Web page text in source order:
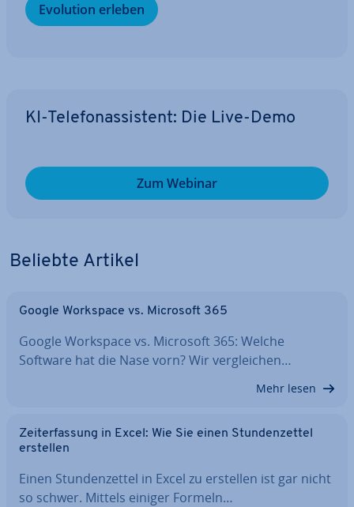
Evolution erleben
KI-Te­le­fon­as­sis­tent: Die Live-Demo
Zum Webinar
Beliebte Artikel
Google Workspace vs. Microsoft 365
Google Workspace vs. Microsoft 365: Welche
Software hat die Nase vorn? Wir ver­glei­chen…
Mehr lesen
Zeit­er­fas­sung in Excel: Wie Sie einen Stun­den­zet­tel
erstellen
Einen Stun­den­zet­tel in Excel zu erstellen ist gar nicht
so schwer. Mittels einiger Formeln…